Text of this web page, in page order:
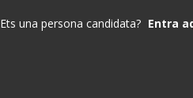
Ets una persona candidata? Entra